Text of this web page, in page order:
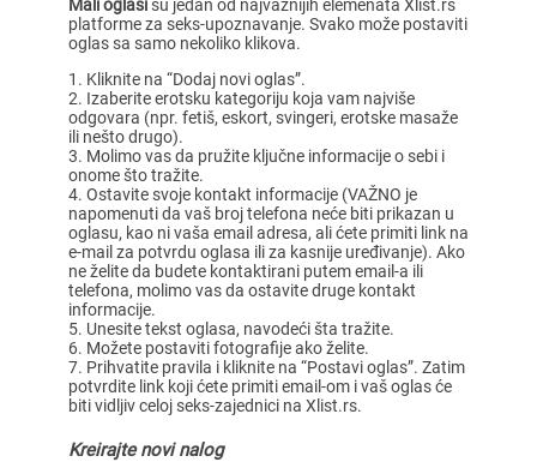
Mali oglasisu jedan od najvažnijih elemenata Xlist.rs
platforme za seks-upoznavanje. Svako može postaviti
oglas sa samo nekoliko klikova.
Kliknite na “Dodaj novi oglas”.
Izaberite erotsku kategoriju koja vam najviše
odgovara (npr. fetiš, eskort, svingeri, erotske masaže
ili nešto drugo).
Molimo vas da pružite ključne informacije o sebi i
onome što tražite.
Ostavite svoje kontakt informacije (VAŽNO je
napomenuti da vaš broj telefona neće biti prikazan u
oglasu, kao ni vaša email adresa, ali ćete primiti link na
e-mail za potvrdu oglasa ili za kasnije uređivanje). Ako
ne želite da budete kontaktirani putem email-a ili
telefona, molimo vas da ostavite druge kontakt
informacije.
Unesite tekst oglasa, navodeći šta tražite.
Možete postaviti fotografije ako želite.
Prihvatite pravila i kliknite na “Postavi oglas”. Zatim
potvrdite link koji ćete primiti email-om i vaš oglas će
biti vidljiv celoj seks-zajednici na Xlist.rs.
Kreirajte novi nalog